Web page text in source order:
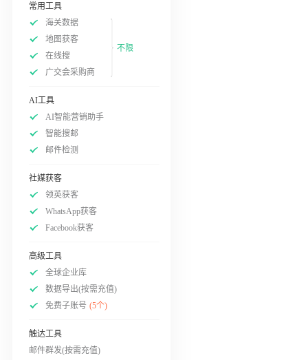
常用工具
海关数据
地图获客
在线搜
广交会采购商
不限
AI工具
AI智能营销助手
智能搜邮
邮件检测
社媒获客
领英获客
WhatsApp获客
Facebook获客
高级工具
全球企业库
数据导出(按需充值)
免费子账号 (5个)
触达工具
邮件群发(按需充值)